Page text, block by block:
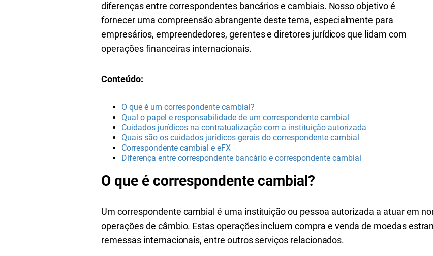
diferenças entre correspondentes bancários e cambiais. Nosso objetivo é
fornecer uma compreensão abrangente deste tema, especialmente para
empresários, empreendedores, gerentes e diretores jurídicos que lidam com
operações financeiras internacionais.
Conteúdo:
O que é um correspondente cambial?
Qual o papel e responsabilidade de um correspondente cambial
Cuidados jurídicos na contratualização com a instituição autorizada
Quais são os cuidados jurídicos gerais do correspondente cambial
Correspondente cambial e eFX
Diferença entre correspondente bancário e correspondente cambial
O que é correspondente cambial?
Um correspondente cambial é uma instituição ou pessoa autorizada a atuar em
operações de câmbio. Estas operações incluem compra e venda de moedas
remessas internacionais, entre outros serviços relacionados.